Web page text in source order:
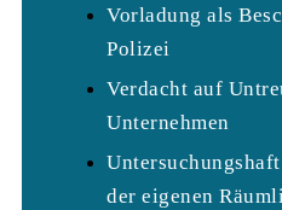
Vorladung als
Polizei
Verdacht auf
Unternehmen
der eigenen